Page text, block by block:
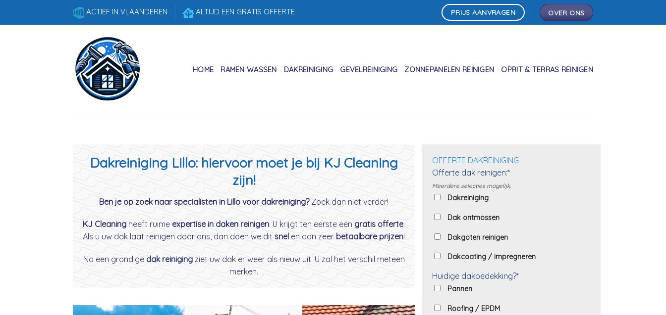
ACTIEF IN VLAANDEREN ALTIJD EEN GRATIS OFFERTE PRIJS AANVRAGEN OVER ONS
HOME RAMEN WASSEN DAKREINIGING GEVELREINIGING ZONNEPANELEN REINIGEN OPRIT & TERRAS REINIGEN
Dakreiniging Lillo: hiervoor moet je bij KJ Cleaning
zijn!
Ben je op zoek naar specialisten in Lillo voor dakreiniging?Zoek dan niet verder!
KJ Cleaning heeft ruime expertise in daken reinigen. U krijgt ten eerste een gratis offerte.
Als u uw dak laat reinigen door ons, dan doen we dit snel en aan zeer betaalbare prijzen!
Na een grondige dak reinigingziet uw dak er weer als nieuw uit. U zal het verschil meteen
merken.
OFFERTE DAKREINIGING
Offerte dak reinigen:*
Meerdere selecties mogelijk.
Dakreiniging
Dak ontmossen
Dakgoten reinigen
Dakcoating / impregneren
Huidige dakbedekking?*
Pannen
Roofing / EPDM